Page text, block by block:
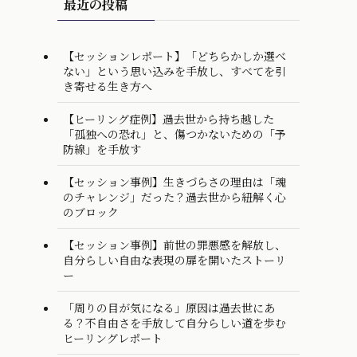
最近の投稿
【セッションレポート】「どちらかしか選べ
ない」という思い込みを手放し、すべてを引
き寄せる生き方へ
【ヒーリング症例】過去世から持ち越した
「孤独への恐れ」と、傷つかないための「予
防線」を手放す
【セッション事例】生きづらさの理由は「魂
のチャレンジ」だった？過去世から紐解く心
のブロック
【セッション事例】前世の罪悪感を解放し、
自分らしい自由な表現の扉を開いたストーリ
ー
「周りの目が気になる」原因は過去世にあ
る？不自由さを手放して自分らしい道を歩む
ヒーリングレポート